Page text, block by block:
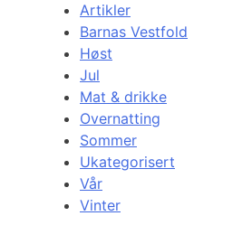
Artikler
Barnas Vestfold
Høst
Jul
Mat & drikke
Overnatting
Sommer
Ukategorisert
Vår
Vinter